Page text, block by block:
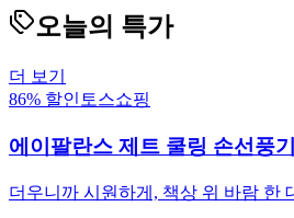
오늘의 특가
더 보기
86% 할인 토스쇼핑
에이팔란스 제트 쿨링 손선풍
더우니까 시원하게, 책상 위 바람 한